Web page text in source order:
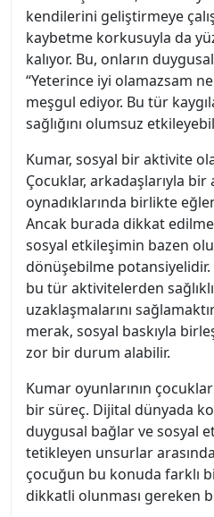
kendilerini geliştirmeye
kaybetme korkusuyla da
kalıyor. Bu, onların
“Yeterince iyi olamazsam
meşgul ediyor. Bu tür
sağlığını olumsuz
Kumar, sosyal bir aktivite
Çocuklar, arkadaşlarıyla
oynadıklarında birlikte
Ancak burada dikkat
sosyal etkileşimin bazen
dönüşebilme
bu tür aktivitelerden
uzaklaşmalarını
merak, sosyal baskıyla
zor bir durum alabilir.
Kumar oyunlarının
bir süreç. Dijital dünyada
duygusal bağlar ve sosyal
tetikleyen unsurlar
çocuğun bu konuda farklı
dikkatli olunması gereken